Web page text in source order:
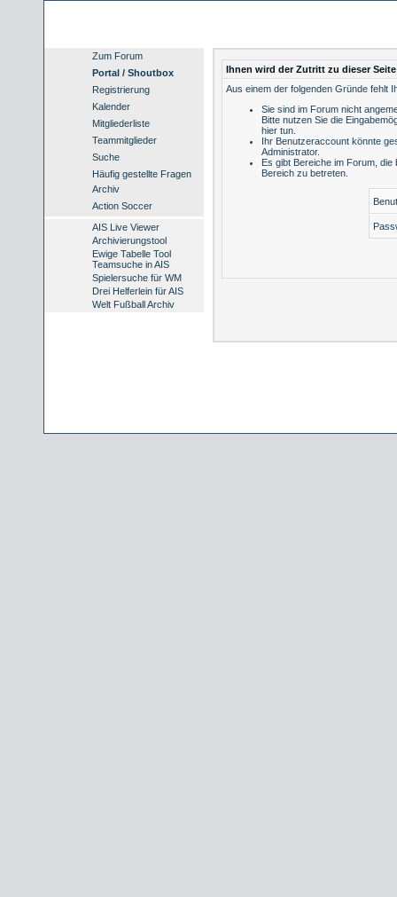
Zum Forum
Portal / Shoutbox
Registrierung
Kalender
Mitgliederliste
Teammitglieder
Suche
Häufig gestellte Fragen
Archiv
Action Soccer
AIS Live Viewer
Archivierungstool
Ewige Tabelle Tool
Teamsuche in AIS
Spielersuche für WM
Drei Helferlein für AIS
Welt Fußball Archiv
Ihnen wird der Zutritt zu dieser
Aus einem der folgenden Gründe fehlt
Sie sind im Forum nicht
Bitte nutzen Sie die
hier tun
Ihr Benutzeraccount könnte
Administrator.
Es gibt Bereiche im Forum,
Bereich zu betreten.